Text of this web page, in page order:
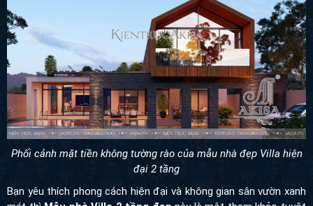
Phối cảnh mặt tiền không tường rào của mẫu nhà đẹp Villa hiện
đại 2 tầng
Bạn yêu thích phong cách hiện đại và không gian sân vườn xanh